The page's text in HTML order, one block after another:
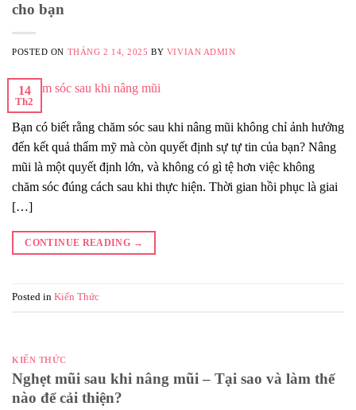
cho bạn
POSTED ON THÁNG 2 14, 2025 BY VIVIAN ADMIN
14
Th2
Bạn có biết rằng chăm sóc sau khi nâng mũi không chỉ ảnh hưởng
đến kết quả thẩm mỹ mà còn quyết định sự tự tin của bạn? Nâng
mũi là một quyết định lớn, và không có gì tệ hơn việc không
chăm sóc đúng cách sau khi thực hiện. Thời gian hồi phục là giai
[…]
CONTINUE READING →
Posted in Kiến Thức
KIẾN THỨC
Nghẹt mũi sau khi nâng mũi – Tại sao và làm thế
nào để cải thiện?